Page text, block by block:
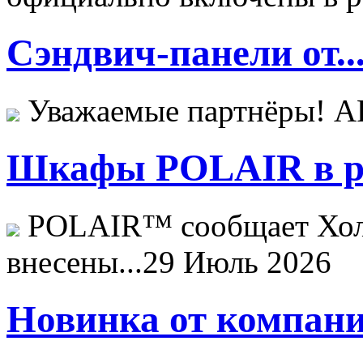
Сэндвич-панели
Уважаемые
Шкафы POLAIR в
POLAIR™ сообщает
внесены...29 Июль 2026
Новинка от